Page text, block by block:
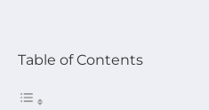
Table of Contents